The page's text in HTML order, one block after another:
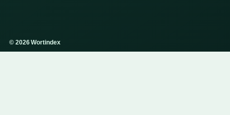
© 2026 Wortindex